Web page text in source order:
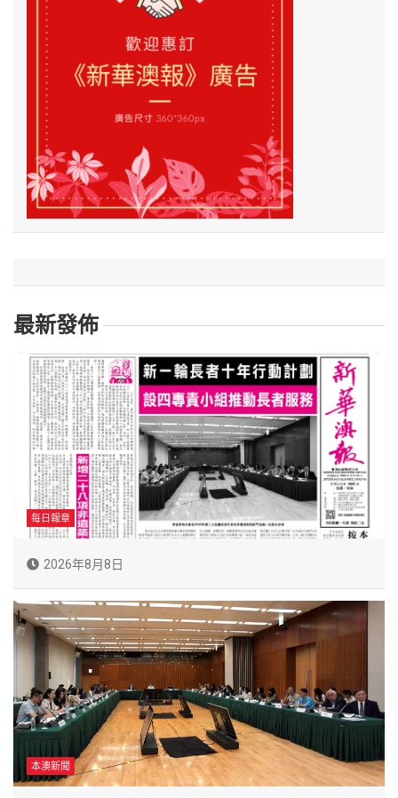
最新發佈
每日報章
2026年8月8日
本澳新聞